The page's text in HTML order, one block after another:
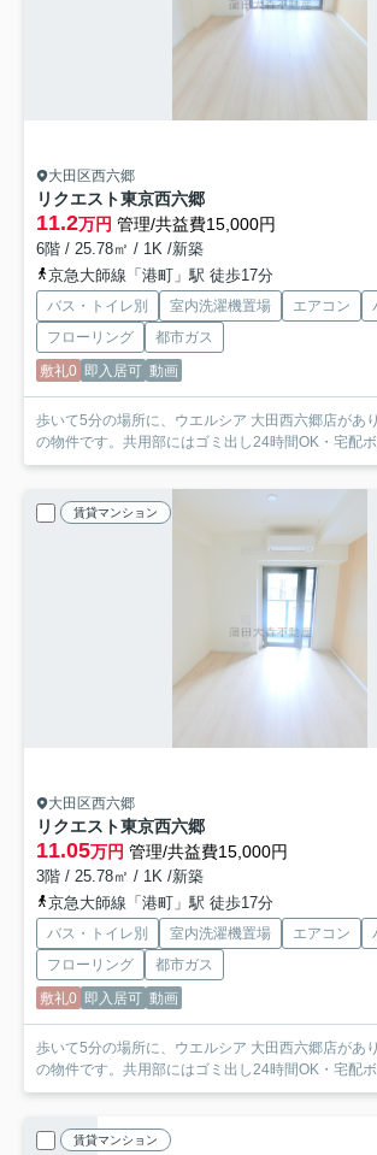
大田区西六郷
リクエスト東京西六郷
11.2万円 管理/共益費15,000円
6階 / 25.78㎡ / 1K /新築
京急大師線「港町」駅 徒歩17分
バス・トイレ別 室内洗濯機置場 エアコン
フローリング
都市ガス
敷礼0 即入居可 動画
歩いて5分の場所に、ウエルシア 大田西六郷店があ
の物件です。共用部にはゴミ出し24時間OK・宅配ボ
賃貸マンション
大田区西六郷
リクエスト東京西六郷
11.05万円 管理/共益費15,000円
3階 / 25.78㎡ / 1K /新築
京急大師線「港町」駅 徒歩17分
バス・トイレ別 室内洗濯機置場 エアコン
フローリング
都市ガス
敷礼0 即入居可 動画
歩いて5分の場所に、ウエルシア 大田西六郷店があ
の物件です。共用部にはゴミ出し24時間OK・宅配ボ
賃貸マンション